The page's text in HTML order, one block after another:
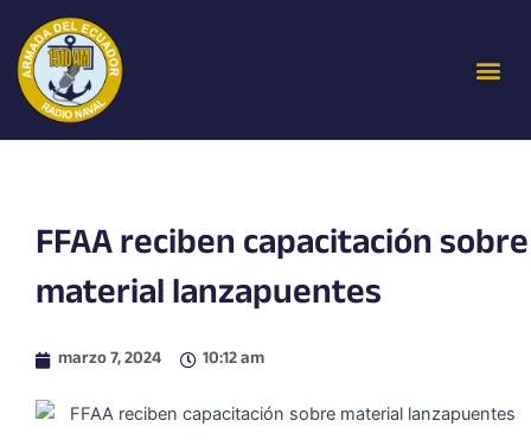
contenido
FFAA reciben capacitación sobre
material lanzapuentes
marzo 7, 2024 10:12 am